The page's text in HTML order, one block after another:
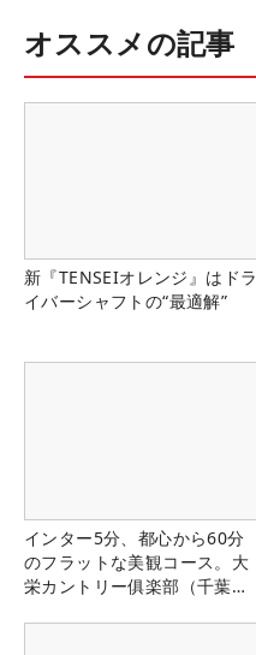
オススメの記事
新『TENSEIオレンジ』はドラ
イバーシャフトの“最適解”
インター5分、都心から60分
のフラットな美観コース。大
栄カントリー俱楽部（千葉